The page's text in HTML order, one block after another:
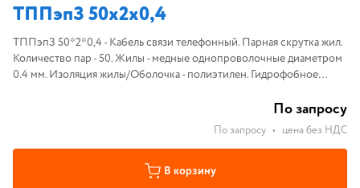
ТППэпЗ 50х2х0,4
ТППэпЗ 50*2*0,4 - Кабель связи телефонный. Парная скрутка жил.
Количество пар - 50. Жилы - медные однопроволочные диаметром
0.4 мм. Изоляция жилы/Оболочка - полиэтилен. Гидрофобное
По запросу
По запросу • цена без НДС
В корзину